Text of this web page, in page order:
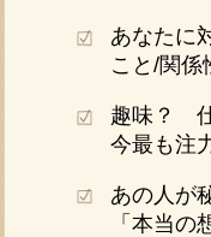
あなたに
こと/関係
趣味？
今最も注
あの人が
「本当の